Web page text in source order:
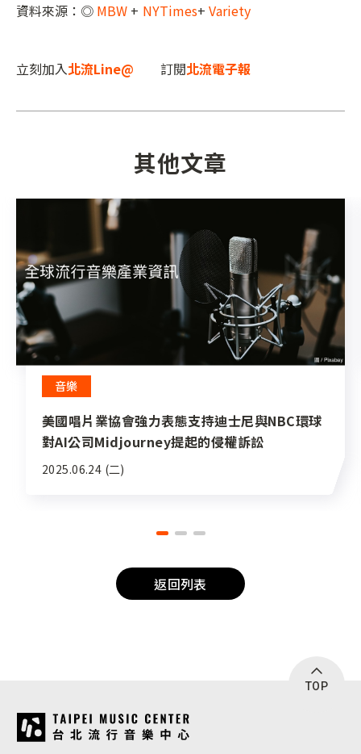
資料來源：◎ MBW + NYTimes+ Variety
立刻加入北流Line@ 訂閱北流電子報
其他文章
音樂
美國唱片業協會強力表態支持迪士尼與NBC環球
對AI公司Midjourney提起的侵權訴訟
2025.06.24 (二)
返回列表
TOP
:::